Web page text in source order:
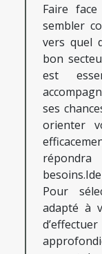
Faire
sembler
vers quel
bon
est
ses
orienter
Pour
adapté à